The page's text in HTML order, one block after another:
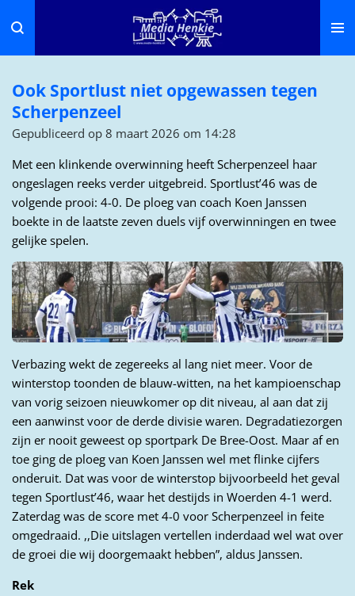
direct
naar
hoofdinhoud
Ook Sportlust niet opgewassen tegen
Scherpenzeel
Gepubliceerd op 8 maart 2026 om 14:28
Met een klinkende overwinning heeft Scherpenzeel haar
ongeslagen reeks verder uitgebreid. Sportlust’46 was de
volgende prooi: 4-0. De ploeg van coach Koen Janssen
boekte in de laatste zeven duels vijf overwinningen en twee
gelijke spelen.
Verbazing wekt de zegereeks al lang niet meer. Voor de
winterstop toonden de blauw-witten, na het kampioenschap
van vorig seizoen nieuwkomer op dit niveau, al aan dat zij
een aanwinst voor de derde divisie waren. Degradatiezorgen
zijn er nooit geweest op sportpark De Bree-Oost. Maar af en
toe ging de ploeg van Koen Janssen wel met flinke cijfers
onderuit. Dat was voor de winterstop bijvoorbeeld het geval
tegen Sportlust’46, waar het destijds in Woerden 4-1 werd.
Zaterdag was de score met 4-0 voor Scherpenzeel in feite
omgedraaid. ,,Die uitslagen vertellen inderdaad wel wat over
de groei die wij doorgemaakt hebben”, aldus Janssen.
Rek